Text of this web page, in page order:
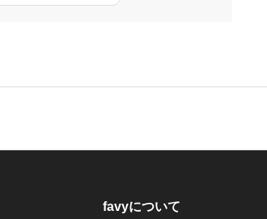
favyについて